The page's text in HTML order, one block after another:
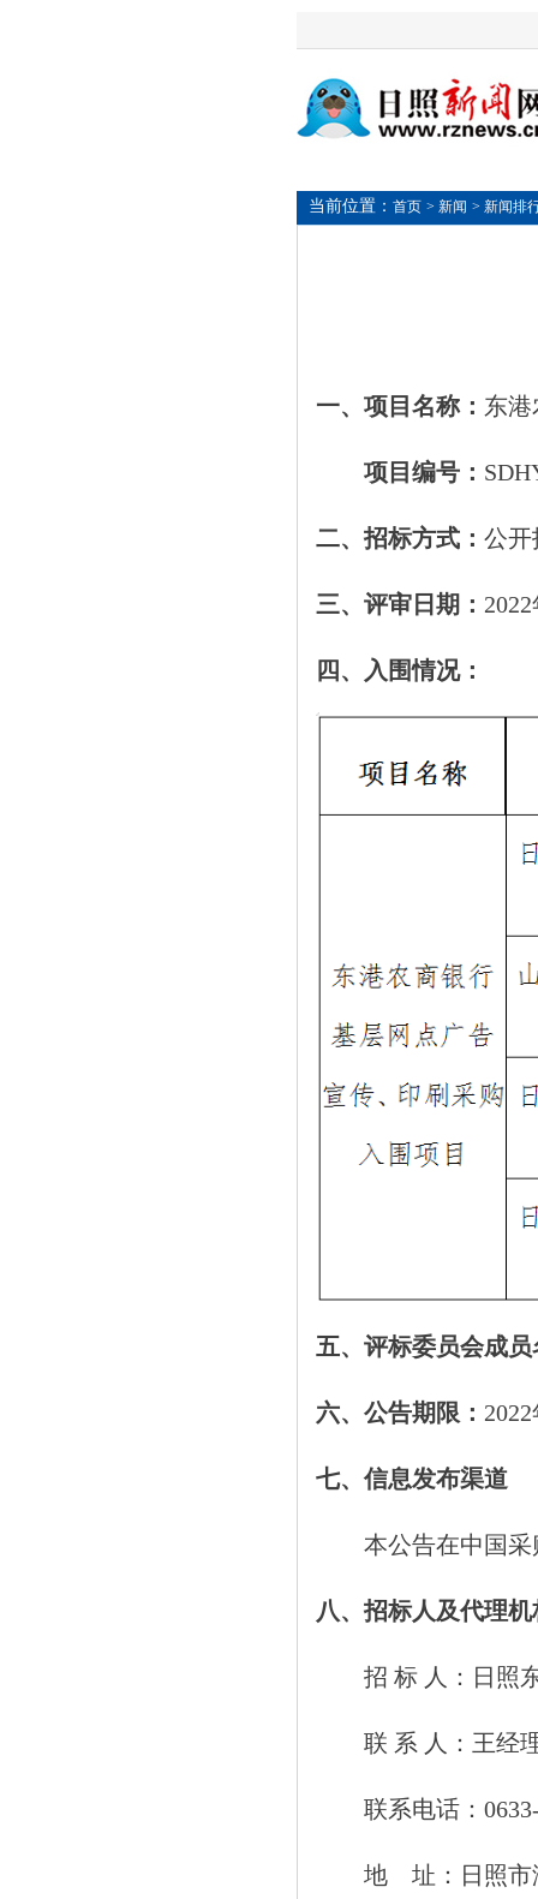
当前位置： 首页 > 新闻 > 新闻排
一、项目名称： 东
项目编号：
二、招标方式： 公开
三、评审日期：
四、入围情况：
五、评标委员会成员
六、公告期限：
七、信息发布渠道
本公告在中国采购
八、招标人及代理
招 标 人：日照东
联 系 人：王经
联系电话：0633-
地 址：日照市